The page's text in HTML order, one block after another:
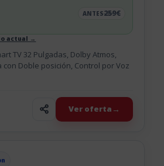
ANTES259€
actual →
TV 32 Pulgadas, Dolby Atmos,
con Doble posición, Control por Voz
Ver oferta